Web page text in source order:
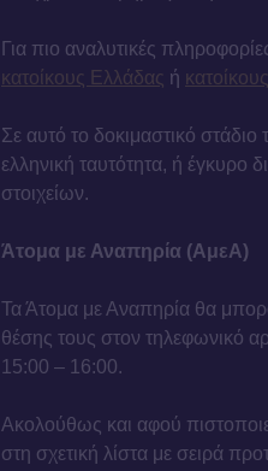
Για πιο αναλυτικές
κατοίκους Ελλάδας ή
Σε αυτό το δοκιμαστικό
ελληνική ταυτότητα, ή
στοιχείων.
Άτομα με Αναπηρία (ΑμεΑ)
Τα Άτομα με Αναπηρία θα
θέσης τους στον τηλεφωνικό
15:00 – 16:00.
Ακολούθως και αφού
στη σχετική λίστα με σειρά